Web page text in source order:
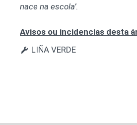
nace na escola’.
Avisos ou incidencias desta
LIÑA VERDE